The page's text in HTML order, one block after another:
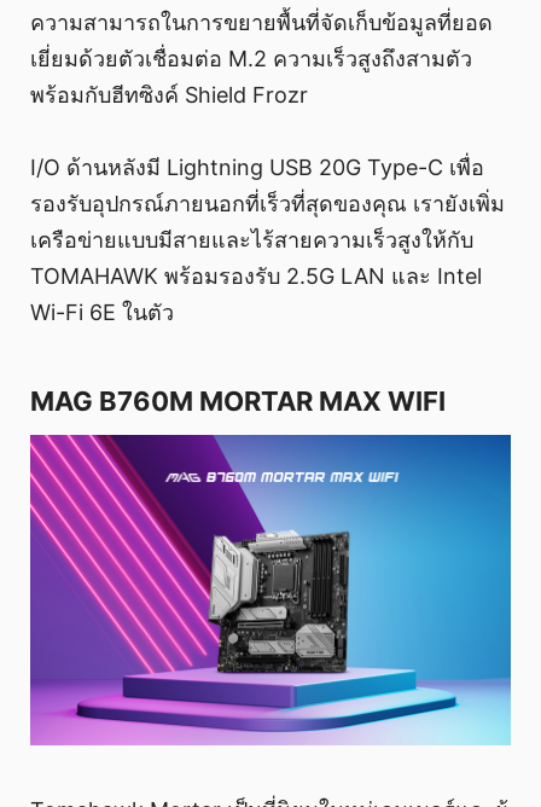
ความสามารถในการขยายพื้นที่จัดเก็บข้อมูลที่ยอด
เยี่ยมด้วยตัวเชื่อมต่อ M.2 ความเร็วสูงถึงสามตัว
พร้อมกับฮีทซิงค์ Shield Frozr
I/O ด้านหลังมี Lightning USB 20G Type-C เพื่อ
รองรับอุปกรณ์ภายนอกที่เร็วที่สุดของคุณ เรายังเพิ่ม
เครือข่ายแบบมีสายและไร้สายความเร็วสูงให้กับ
TOMAHAWK พร้อมรองรับ 2.5G LAN และ Intel
Wi-Fi 6E ในตัว
MAG B760M MORTAR MAX WIFI